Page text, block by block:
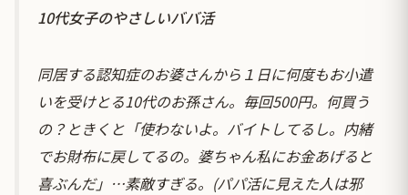
10代女子のやさしいババ活
同居する認知症のお婆さんから１日に何度もお小遣
いを受けとる10代のお孫さん。毎回500円。何買う
の？ときくと「使わないよ。バイトしてるし。内緒
でお財布に戻してるの。婆ちゃん私にお金あげると
喜ぶんだ」…素敵すぎる。(パパ活に見えた人は邪